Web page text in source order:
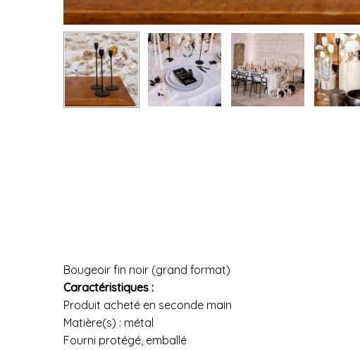
Bougeoir fin noir (grand format)
Caractéristiques :
Produit acheté en seconde main
Matière(s) : métal
Fourni protégé, emballé